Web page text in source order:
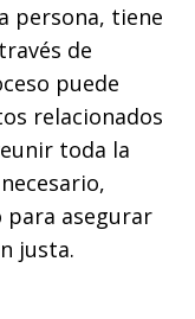
persona, tiene
de
puede
relacionados
toda la
para asegurar
justa.